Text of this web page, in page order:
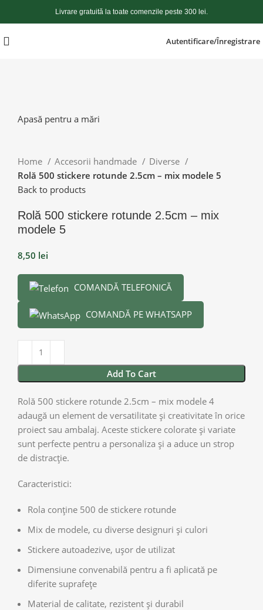
Livrare gratuită la toate comenzile peste 300 lei.
Autentificare/Înregistrare
Apasă pentru a mări
Home Accesorii handmade
Diverse
Rolă 500 stickere rotunde 2.5cm – mix modele 5
Back to products
Rolă 500 stickere rotunde 2.5cm – mix
modele 5
8,50 lei
COMANDĂ TELEFONICĂ
COMANDĂ PE WHATSAPP
Add To Cart
Rolă 500 stickere rotunde 2.5cm – mix modele 4
adaugă un element de versatilitate și creativitate în orice
proiect sau ambalaj. Aceste stickere colorate și variate
sunt perfecte pentru a personaliza și a aduce un strop
de distracție.
Caracteristici:
Rola conține 500 de stickere rotunde
Mix de modele, cu diverse designuri și culori
Stickere autoadezive, ușor de utilizat
Dimensiune convenabilă pentru a fi aplicată pe
diferite suprafețe
Material de calitate, rezistent și durabil